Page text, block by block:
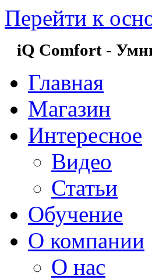
Перейти к
iQ Comfort -
Главная
Магазин
Интересное
Видео
Статьи
Обучение
О компании
О нас